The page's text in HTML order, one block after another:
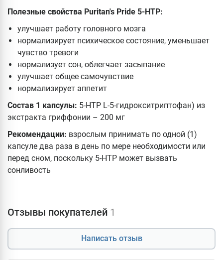
Полезные свойства Puritan's Pride 5-HTP:
улучшает работу головного мозга
нормализирует психическое состояние, уменьшает
чувство тревоги
нормализует сон, облегчает засыпание
улучшает общее самочувствие
нормализирует аппетит
Состав 1 капсулы: 5-HTP L-5-гидрокситриптофан) из
экстракта гриффонии – 200 мг
Рекомендации: взрослым принимать по одной (1)
капсуле два раза в день по мере необходимости или
перед сном, поскольку 5-HTP может вызвать
сонливость
Отзывы покупателей 1
Написать отзыв